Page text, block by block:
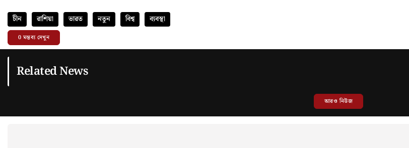
চীন রাশিয়া ভারত নতুন বিশ্ব ব্যবস্থা
0মন্তব্য দেখুন
Related News
আরও নিউজ